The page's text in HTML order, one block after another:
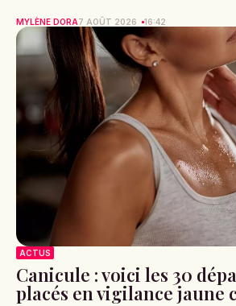
MYLÈNE DORA7 AOÛT 2026 16:42
ACTUS
Canicule : voici les 30
placés en vigilance jaune